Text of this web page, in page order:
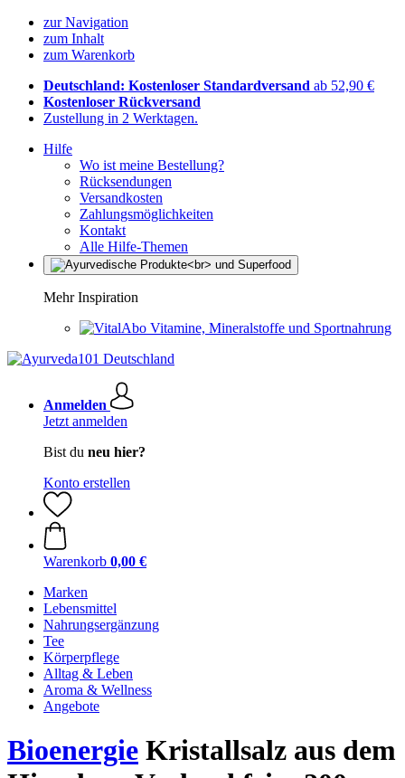
zur Navigation
zum Inhalt
zum Warenkorb
Deutschland: Kostenloser Standardversand ab 52,90 €
Kostenloser Rückversand
Zustellung in 2 Werktagen.
Hilfe
Wo ist meine Bestellung?
Rücksendungen
Versandkosten
Zahlungsmöglichkeiten
Kontakt
Alle Hilfe-Themen
Mehr Inspiration
Vitamine, Mineralstoffe und Sportnahrung
Anmelden
Jetzt anmelden
Bist du neu hier?
Konto erstellen
Warenkorb 0,00 €
Marken
Lebensmittel
Nahrungsergänzung
Tee
Körperpflege
Alltag & Leben
Aroma & Wellness
Angebote
Bioenergie Kristallsalz aus dem